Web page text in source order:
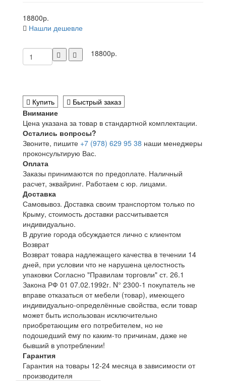
18800р.
Нашли дешевле
18800р.
Купить
Быстрый заказ
Внимание
Цена указана за товар в стандартной комплектации.
Остались вопросы?
Звоните, пишите +7 (978) 629 95 38 наши менеджеры
проконсультирую Вас.
Оплата
Заказы принимаются по предоплате. Наличный
расчет, эквайринг. Работаем с юр. лицами.
Доставка
Самовывоз. Доставка своим транспортом только по
Крыму, стоимость доставки рассчитывается
индивидуально.
В другие города обсуждается лично с клиентом
Возврат
Возврат товара надлежащего качества в течении 14
дней, при условии что не нарушена целостность
упаковки Согласно "Правилам торговли" ст. 26.1
Закона РФ 01 07.02.1992г. N° 2300-1 покупатель не
вправе отказаться от мебели (товар), имеющего
индивидуально-определённые свойства, если товар
может быть использован исключительно
приобретающим его потребителем, но не
подошедший eмy по каким-то причинам, даже не
бывший в употреблении!
Гарантия
Гарантия на товары 12-24 месяца в зависимости от
производителя